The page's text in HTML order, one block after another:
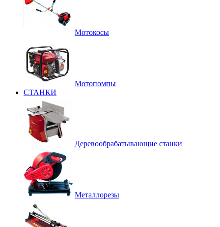
Мотокосы
Мотопомпы
СТАНКИ
Деревообрабатывающие станки
Металлорезы